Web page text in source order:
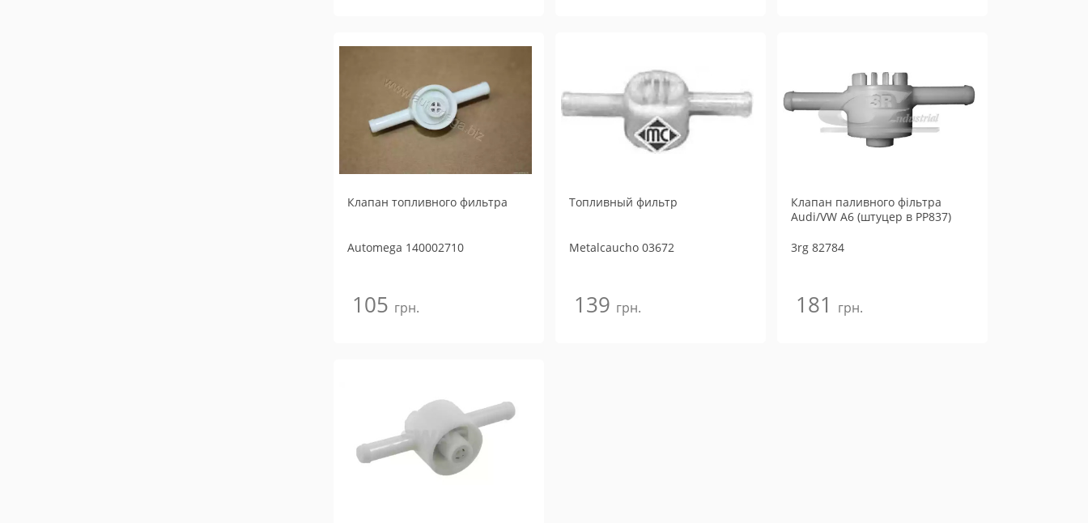
Клапан топливного фильтра
Automega 140002710
105 грн.
Топливный фильтр
Metalcaucho03672
139 грн.
Клапан паливного фільтра
Audi/VW A6 (штуцер в PP837)
3rg82784
181 грн.